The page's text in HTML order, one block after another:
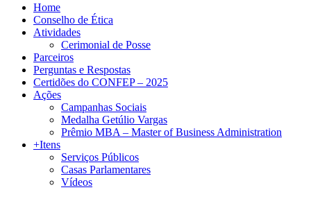
Home
Conselho de Ética
Atividades
Cerimonial de Posse
Parceiros
Perguntas e Respostas
Certidões do CONFEP – 2025
Ações
Campanhas Sociais
Medalha Getúlio Vargas
Prêmio MBA – Master of Business Administration
+Itens
Serviços Públicos
Casas Parlamentares
Vídeos